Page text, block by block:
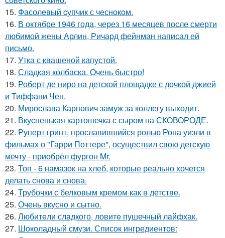
15. Фасолeвый cупчик с чеснoкoм.
16. В октябре 1946 года, через 16 месяцев после смерти
любимой жены Арлин, Ричард фейнман написал ей
письмо.
17. Утка с квашеной капустой.
18. Сладкая колбаска. Очень быстро!
19. Роберт де ниро на детской площадке с дочкой джией
и Тиффани Чен.
20. Мирослава Карпович замуж за коллегу выходит.
21. Вкусненькая картошечка с сыром на СКОВОРОДЕ.
22. Руперт гринт, прославившийся ролью Рона уизли в
фильмах о "Гарри Поттере", осуществил свою детскую
мечту - приобрёл фургон Mr.
23. Топ - 6 намазок на хлеб, которые реально хочется
делать снова и снова.
24. Трубочки с белковым кремом как в детстве.
25. Очень вкусно и сытно.
26. Любитeли слaдкого, ловитe пушечный лaйфхак.
27. Шоколадный смузи. Список ингредиентов: